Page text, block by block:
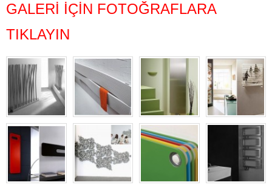
GALERİ İÇİN FOTOĞRAFLARA
TIKLAYIN